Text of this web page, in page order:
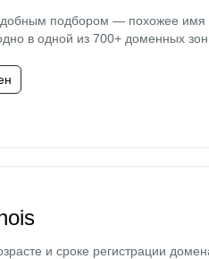
подбором — похожее имя
в одной из 700+ доменных зон.
и сроке регистрации